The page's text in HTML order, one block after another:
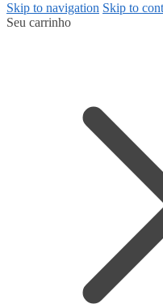
Skip to navigation Skip to
Seu carrinho